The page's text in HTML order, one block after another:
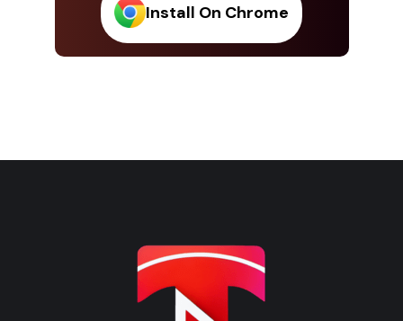
Install On Chrome